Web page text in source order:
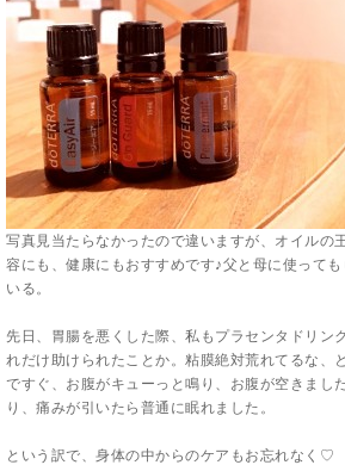
写真見当たらなかったので違いますが、オイル
容にも、健康にもおすすめです♪父と母に使って
いる。
先日、胃腸を悪くした際、私もプラセンタドリン
れだけ助けられたことか。粘膜絶対荒れてるな、
ですぐ、お腹がキューっと鳴り、お腹が空きまし
り、痛みが引いたら普通に眠れました。
という訳で、身体の中からのケアもお忘れなく♡